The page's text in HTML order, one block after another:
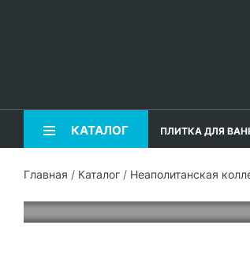
КАТАЛОГ ПЛИТКА ДЛЯ
Главная / Каталог / Неаполитанская